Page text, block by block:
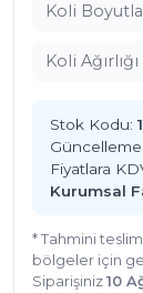
Toptan alım:
Kullanım
Çalışma
ortak
Otel ve
Oda,
profesyonel
Koli
Koli Ağırlığı
Stok Kodu:
Güncelleme:
Fiyatlara
Kurumsal
* Tahmini
bölgeler için
Siparişiniz 10